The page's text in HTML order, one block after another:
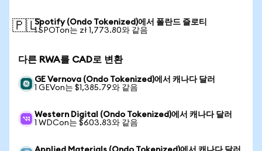
🇵🇱Spotify (Ondo Tokenized)에서 폴란드 즐로티
1 SPOTon는 zł 1,773.80와 같음
다른 RWA를 CAD로 변환
GE Vernova (Ondo Tokenized)에서 캐나다 달러
1 GEVon는 $1,385.79와 같음
Western Digital (Ondo Tokenized)에서 캐나다 달러
1 WDCon는 $603.83와 같음